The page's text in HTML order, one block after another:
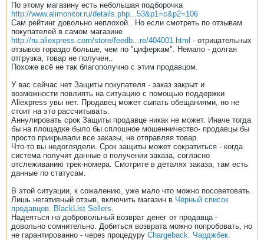
По этому магазину есть небольшая подборочка
http://www.alimonitor.ru/details.php...53&p1=c&p2=106
Сам рейтинг довольно неплохой.. Но если смотреть по отзывам
покупателей в самом магазине
http://ru.aliexpress.com/store/feedb...re/404001.html - отрицательных
отзывов гораздо больше, чем по "циферкам". Немало - долгая
отгрузка, товар не получен..
Похоже всё не так благополучно с этим продавцом.
У вас сейчас нет Защиты покупателя - заказ закрыт и
возможности повлиять на ситуацию с помощью поддержки
Aliexpress увы нет. Продавец может сыпать обещаниями, но не
стоит на это рассчитывать.
Аннулировать срок Защиты продавце никак не может. Иначе тогда
бы на площадке было бы сплошное мошенничество- продавцы бы
просто прикрывали все заказы, не отправляя товар.
Что-то вы недоглядели. Срок защиты может сократиться - когда
система получит данные о получении заказа, согласно
отслеживанию трек-номера. Смотрите в деталях заказа, там есть
данные по статусам.
В этой ситуации, к сожалению, уже мало что можно посоветовать.
Лишь негативный отзыв, включить магазин в Чёрный список
продавцов. BlackList Sellers.
Надеяться на добровольный возврат денег от продавца -
довольно сомнительно. Добиться возврата можно попробовать, но
не гарантированно - через процедуру Chargeback. Чарджбек.